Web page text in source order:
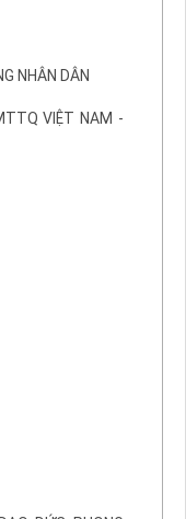
NHÂN DÂN
VIỆT NAM -